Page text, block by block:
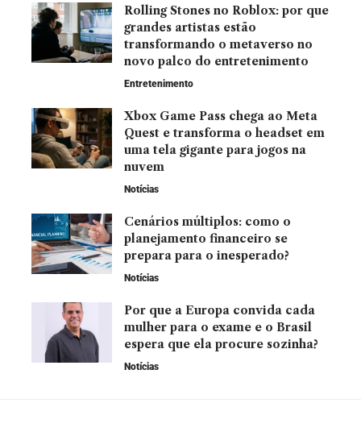
Rolling Stones no Roblox: por que
grandes artistas estão
transformando o metaverso no
novo palco do entretenimento
Entretenimento
Xbox Game Pass chega ao Meta
Quest e transforma o headset em
uma tela gigante para jogos na
nuvem
Notícias
Cenários múltiplos: como o
planejamento financeiro se
prepara para o inesperado?
Notícias
Por que a Europa convida cada
mulher para o exame e o Brasil
espera que ela procure sozinha?
Notícias